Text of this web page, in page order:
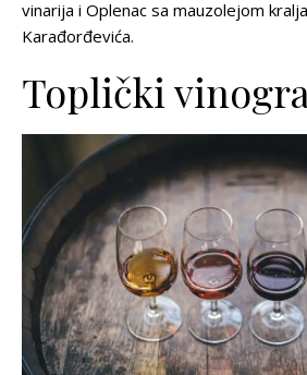
vinarija i Oplenac sa mauzolejom
Karađorđevića.
Toplički